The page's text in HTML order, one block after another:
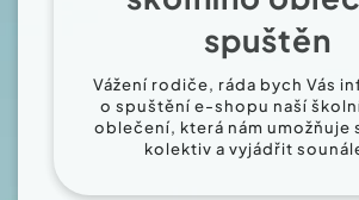
spuštěn
Vážení rodiče, ráda bych Vás
o spuštění e-shopu naší
oblečení, která nám umožňuje
kolektiv a vyjádřit